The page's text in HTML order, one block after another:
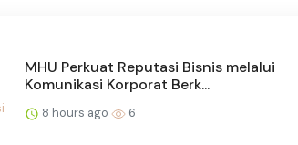
MHU Perkuat Reputasi Bisnis melalui
Komunikasi Korporat Berk...
8 hours ago 6